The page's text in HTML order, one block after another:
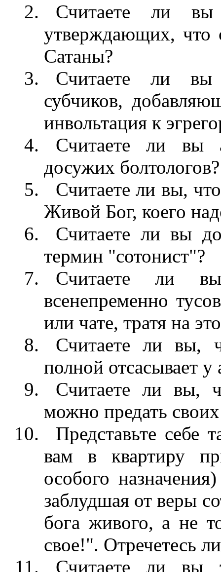
Считаете ли вы
утверждающих, что
Сатаны?
Считаете ли вы
субчиков,
инвольтация к
Считаете ли вы
досужих болтологов?
Считаете ли вы,
Живой Бог, коего
Считаете ли вы
термин "сотонист"?
Считаете ли
всенепременно
или чате, тратя на
Считаете ли вы,
полной отсасывает у
Считаете ли вы,
можно предать
Представьте себе
вам в квартиру
особого
заблудшая от веры
бога живого, а не
свое!". Отречетесь
Считаете ли вы